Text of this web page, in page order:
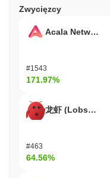
Zwycięzcy
Acala Network
#1543
171.97%
龙虾 (Lobster)
#463
64.56%